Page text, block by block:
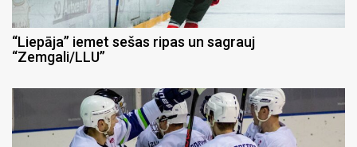
“Liepāja” iemet sešas ripas un sagrauj
“Zemgali/LLU”